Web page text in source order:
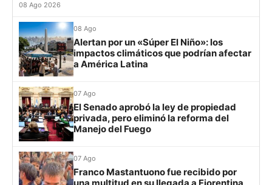
Grupo G
LDU
Mirassol
Lanús
Always Ready
Grupo H
IDV
Rosario Central
UCV FC
28 Riestra
29 Aldosivi
30 Estudiantes RC 19 -21
08 Ago 2026
08 Ago
Alertan por un «Súper El Niño»: los
impactos climáticos que podrían afectar
a América Latina
07 Ago
El Senado aprobó la ley de propiedad
privada, pero eliminó la reforma del
Manejo del Fuego
07 Ago
Franco Mastantuono fue recibido por